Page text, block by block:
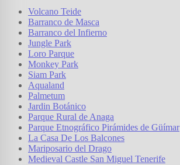
Volcano Teide
Barranco de Masca
Barranco del Infierno
Jungle Park
Loro Parque
Monkey Park
Siam Park
Aqualand
Palmetum
Jardin Botánico
Parque Rural de Anaga
Parque Etnográfico Pirámides de Güímar
La Casa De Los Balcones
Mariposario del Drago
Medieval Castle San Miguel Tenerife